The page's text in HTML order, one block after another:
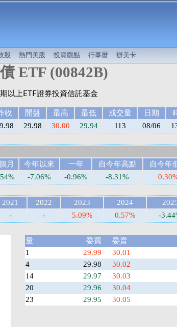
股 熱門美股 投資觀點 行事曆 辦美卡
ETF (00842B)
收 開盤 最高 最低 成交量 日期
29.98 30.00 29.94 113 08/06
月 今年以來 一年 自今年高點
自今年
-7.06% -0.96% -8.31%
2021 2022 2023 2024
- - 5.09% 0.57% -
量 委買 委賣
1
29.99 30.01
4
29.98 30.02
14
29.97 30.03
20
29.96 30.04
23
29.95 30.05